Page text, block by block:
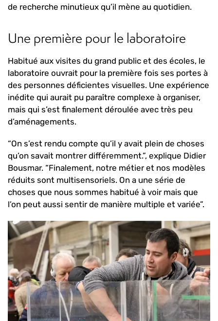
de recherche minutieux qu’il mène au quotidien.
Une première pour le laboratoire
Habitué aux visites du grand public et des écoles, le
laboratoire ouvrait pour la première fois ses portes à
des personnes déficientes visuelles. Une expérience
inédite qui aurait pu paraître complexe à organiser,
mais qui s’est finalement déroulée avec très peu
d’aménagements.
“On s’est rendu compte qu’il y avait plein de choses
qu’on savait montrer différemment.”, explique Didier
Bousmar. “Finalement, notre métier et nos modèles
réduits sont multisensoriels. On a une série de
choses que nous sommes habitué à voir mais que
l’on peut aussi sentir de manière multiple et variée”.